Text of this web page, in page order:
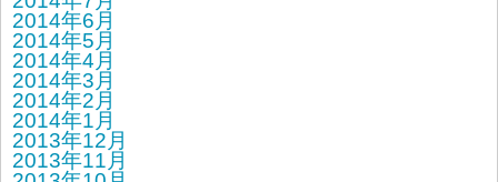
2014年6月
2014年5月
2014年4月
2014年3月
2014年2月
2014年1月
2013年12月
2013年11月